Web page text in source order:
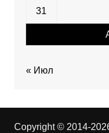
31
« Июл
Copyright © 2014-